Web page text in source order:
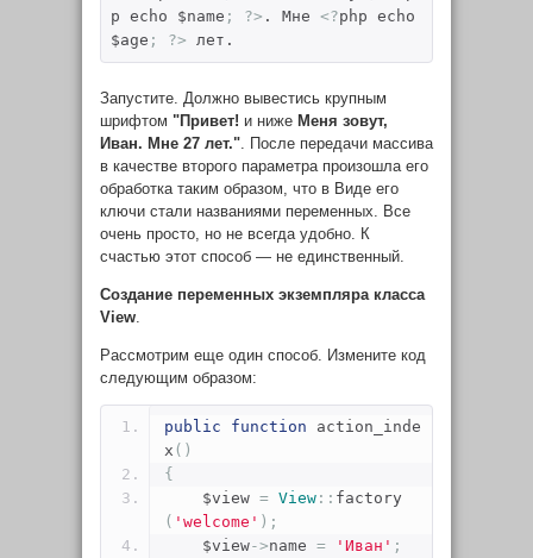
p echo $name ; ?> . Мне <?php echo
$age ; ?> лет.
Запустите. Должно вывестись крупным
шрифтом "Привет! и ниже Меня зовут,
Иван. Мне 27 лет." . После передачи массива
в качестве второго параметра произошла его
обработка таким образом, что в Виде его
ключи стали названиями переменных. Все
очень просто, но не всегда удобно. К
счастью этот способ — не единственный.
Создание переменных экземпляра класса
View
Рассмотрим еще один способ. Измените код
следующим образом:
public function action_inde
x ()
{
    $view
= View :: factory
( 'welcome' );
    $view
->name = 'Иван' ;